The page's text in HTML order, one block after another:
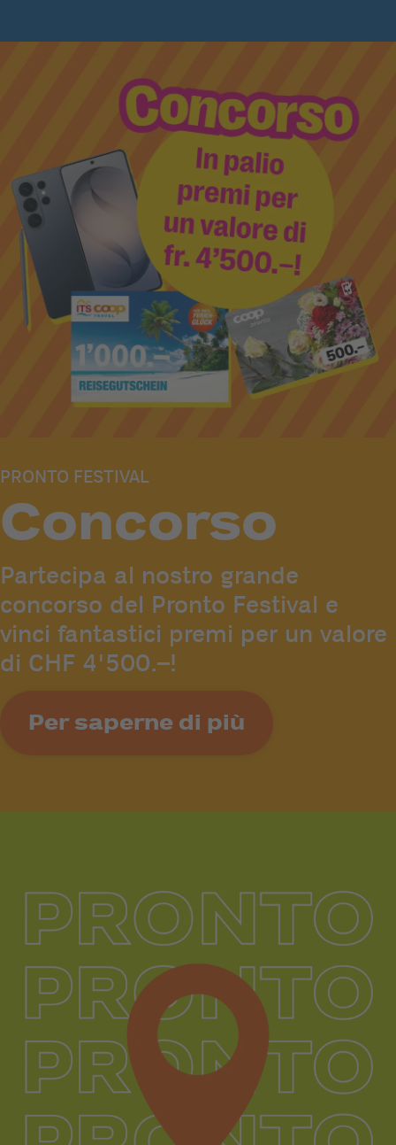
PRONTO FESTIVAL
Concorso
Partecipa al nostro grande
concorso del Pronto Festival e
vinci fantastici premi per un valore
di CHF 4'500.–!
Per saperne di più